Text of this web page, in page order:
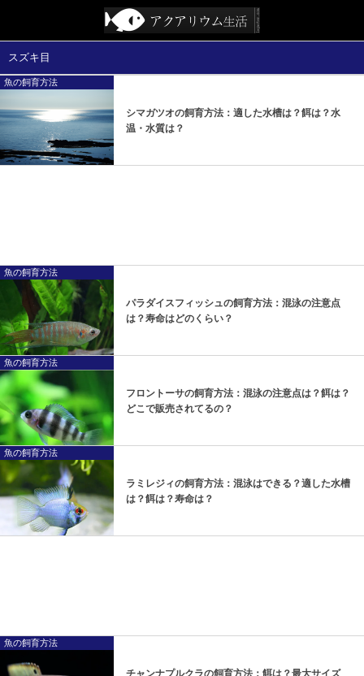
スズキ目
魚の飼育方法
シマガツオの飼育方法：適した水槽は？餌は？水
温・水質は？
魚の飼育方法
パラダイスフィッシュの飼育方法：混泳の注意点
は？寿命はどのくらい？
魚の飼育方法
フロントーサの飼育方法：混泳の注意点は？餌は？
どこで販売されてるの？
魚の飼育方法
ラミレジィの飼育方法：混泳はできる？適した水槽
は？餌は？寿命は？
魚の飼育方法
チャンナプルクラの飼育方法：餌は？最大サイズ